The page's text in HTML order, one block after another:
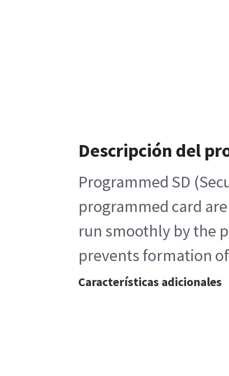
Descripción del
Programmed SD
programmed card
run smoothly by the
prevents formation
Características adicionales